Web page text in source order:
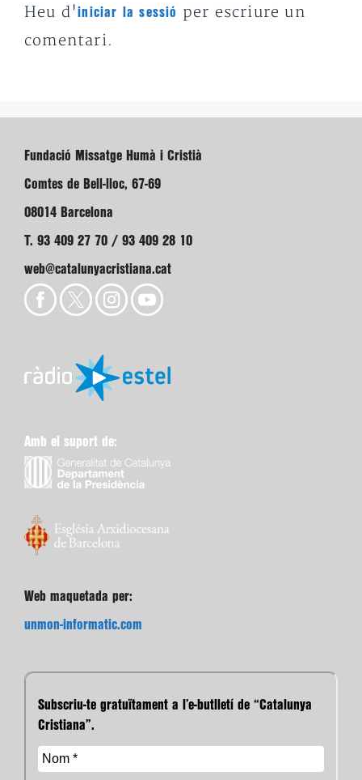
Heu d'iniciar la sessió
per escriure un
comentari.
Fundació Missatge Humà i Cristià
Comtes de Bell-lloc, 67-69
08014 Barcelona
T. 93 409 27 70 / 93 409 28 10
web@catalunyacristiana.cat
Amb el suport de:
Web maquetada per:
unmon-informatic.com
Subscriu-te gratuïtament a l’e-butlletí de “Catalunya
Cristiana”.